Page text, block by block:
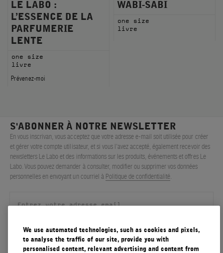
LE LABO :
L’ESSENCE DE LA
PARFUMERIE
LENTE
one size
livre
Prévenez-moi
WABI-SABI
one size
livre
S'ABONNER À NOTRE NEWSLETTER
En vous inscrivan, vous acceptez que votre adresse e-mail soit utilisée pour créer
et gérer votre compte utilisateur, et si vous l’avez accepté, également recevoir des
newsletters Le Labo et des informations sur les produits, événements et offres Le
Labo. Vous pouvez demander à consulter, modifier ou supprimer vos données
personnelles en envoyant un courriel à Politique de confidentialité
S'ENREGISTRER
We use automated technologies, such as cookies and pixels,
to analyse the traffic of our site, provide you with
personalised content, relevant advertising and content from